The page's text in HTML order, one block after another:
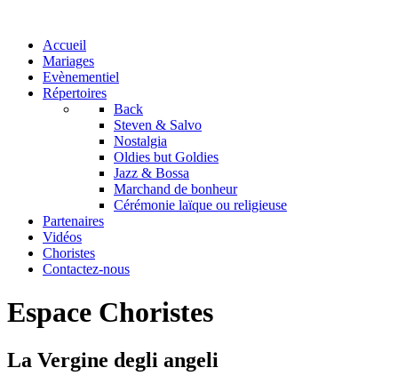
Accueil
Mariages
Evènementiel
Répertoires
Back
Steven & Salvo
Nostalgia
Oldies but Goldies
Jazz & Bossa
Marchand de bonheur
Cérémonie laïque ou religieuse
Partenaires
Vidéos
Choristes
Contactez-nous
Espace Choristes
La Vergine degli angeli